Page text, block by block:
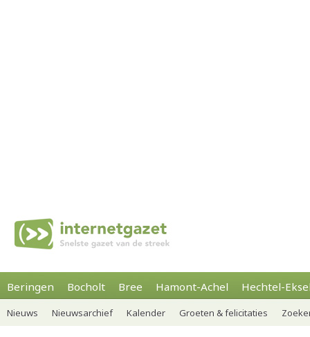
Beringen Bocholt Bree Hamont-Achel Hechtel-
Nieuws Nieuwsarchief Kalender Groeten & felicitaties